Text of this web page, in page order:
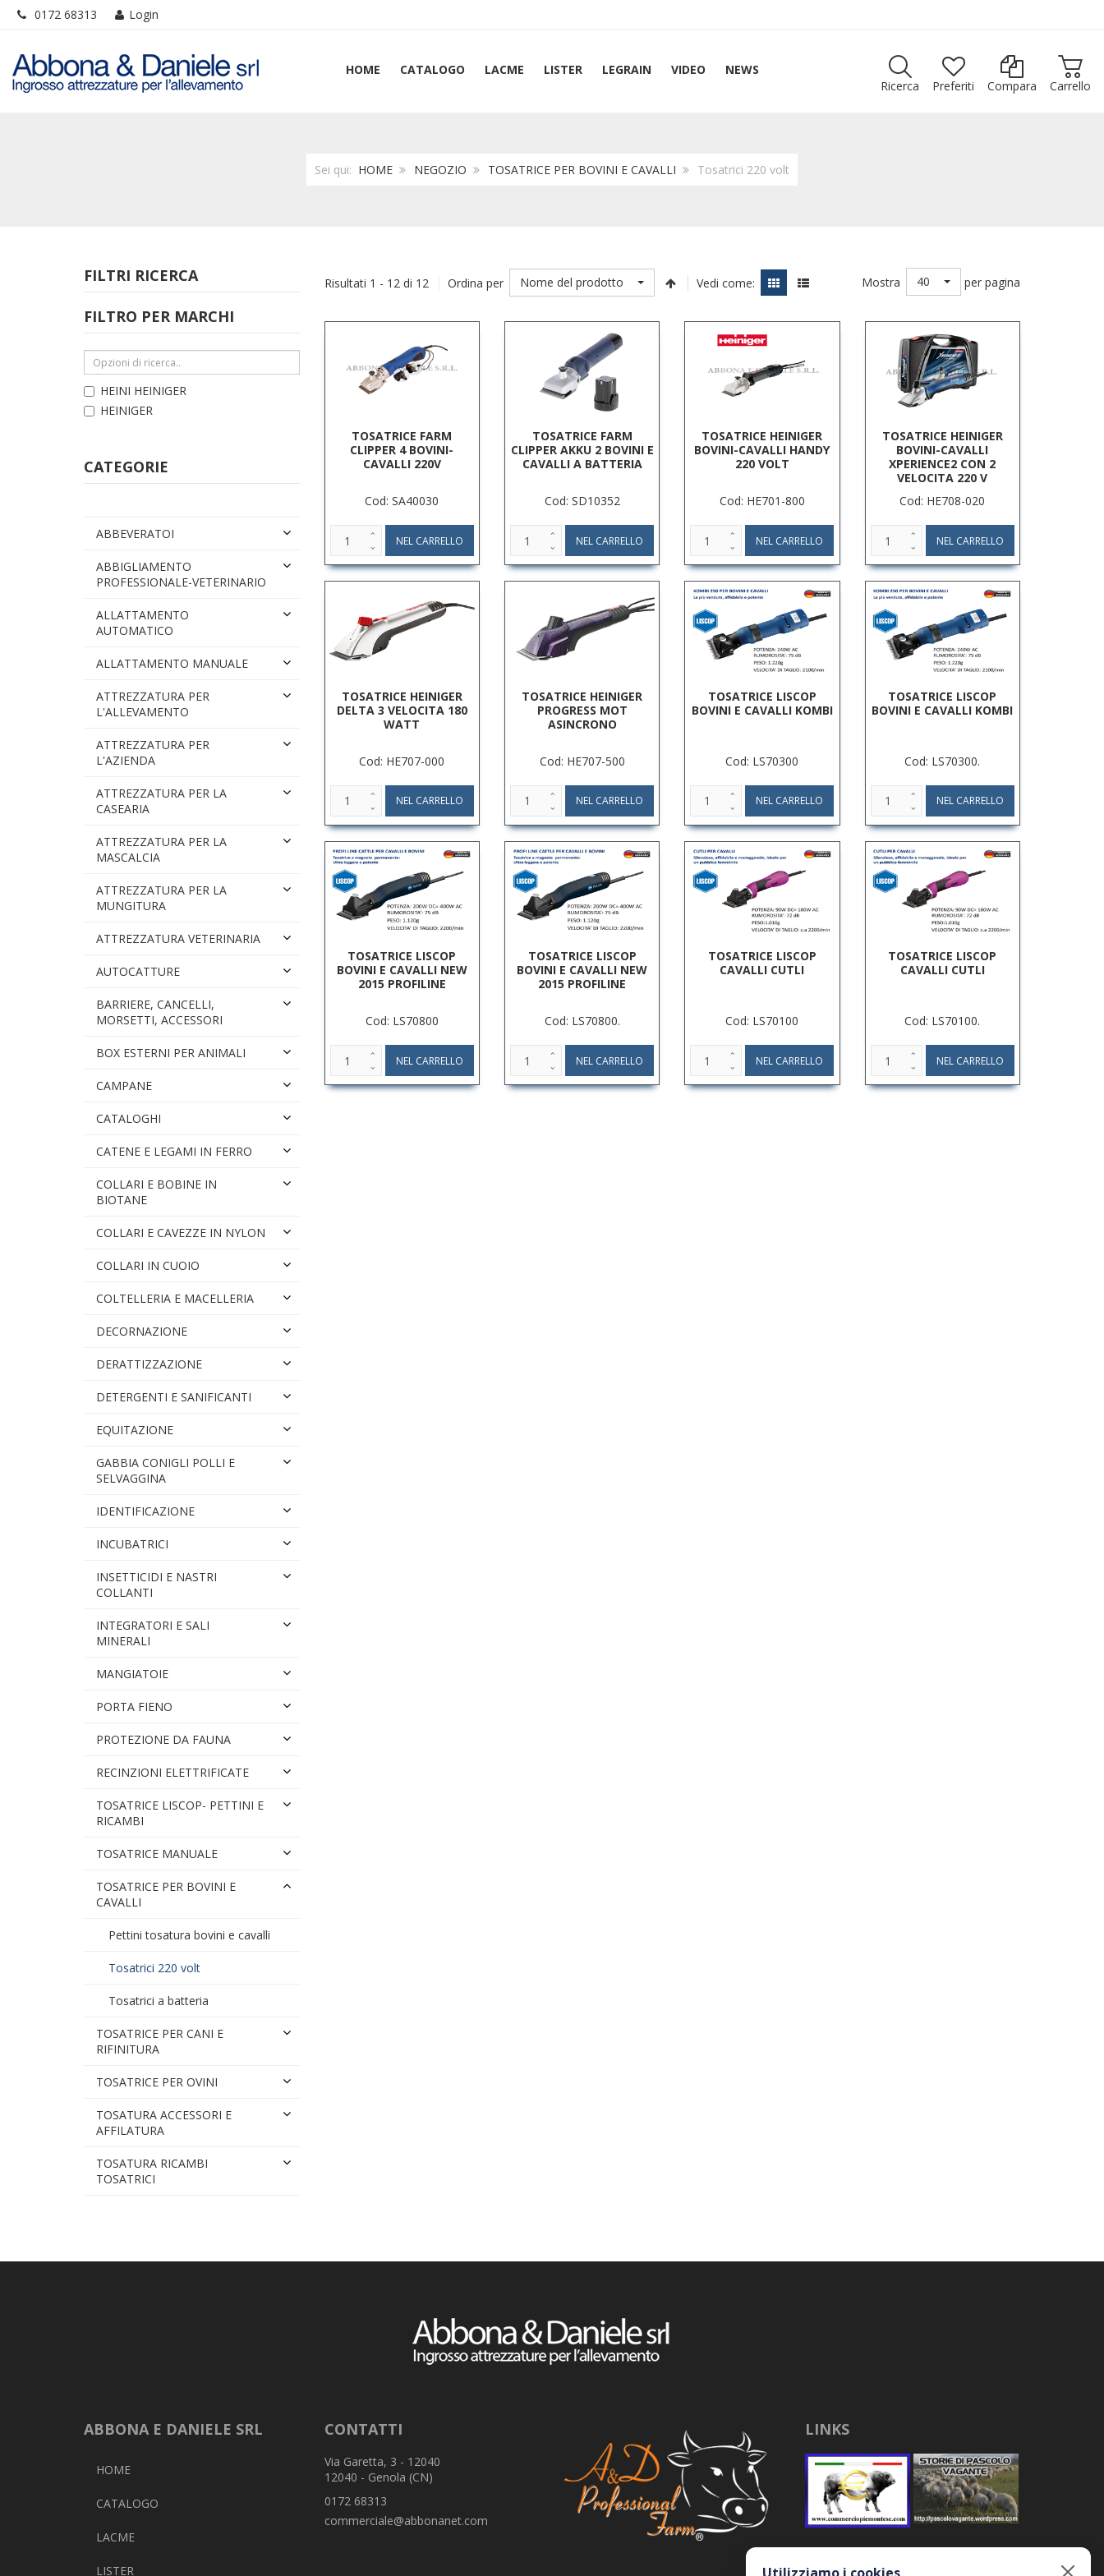
0172 68313 Login
HOME CATALOGO LACME LISTER LEGRAIN VIDEO
NEWS
Ricerca
Preferiti Compara Carrello
Sei qui: HOME NEGOZIO TOSATRICE PER BOVINI E CAVALLI Tosatrici 220 volt
FILTRI RICERCA
FILTRO PER MARCHI
HEINI HEINIGER
HEINIGER
CATEGORIE
ABBEVERATOI
ABBIGLIAMENTO
PROFESSIONALE-VETERINARIO
ALLATTAMENTO
AUTOMATICO
ALLATTAMENTO MANUALE
ATTREZZATURA PER
L'ALLEVAMENTO
ATTREZZATURA PER
L'AZIENDA
ATTREZZATURA PER LA
CASEARIA
ATTREZZATURA PER LA
MASCALCIA
ATTREZZATURA PER LA
MUNGITURA
ATTREZZATURA VETERINARIA
AUTOCATTURE
BARRIERE, CANCELLI,
MORSETTI, ACCESSORI
BOX ESTERNI PER ANIMALI
CAMPANE
CATALOGHI
CATENE E LEGAMI IN FERRO
COLLARI E BOBINE IN
BIOTANE
COLLARI E CAVEZZE IN NYLON
COLLARI IN CUOIO
COLTELLERIA E MACELLERIA
DECORNAZIONE
DERATTIZZAZIONE
DETERGENTI E SANIFICANTI
EQUITAZIONE
GABBIA CONIGLI POLLI E
SELVAGGINA
IDENTIFICAZIONE
INCUBATRICI
INSETTICIDI E NASTRI
COLLANTI
INTEGRATORI E SALI
MINERALI
MANGIATOIE
PORTA FIENO
PROTEZIONE DA FAUNA
RECINZIONI ELETTRIFICATE
TOSATRICE LISCOP- PETTINI E
RICAMBI
TOSATRICE MANUALE
TOSATRICE PER BOVINI E
CAVALLI
Pettini tosatura bovini e cavalli
Tosatrici 220 volt
Tosatrici a batteria
TOSATRICE PER CANI E
RIFINITURA
TOSATRICE PER OVINI
TOSATURA ACCESSORI E
AFFILATURA
TOSATURA RICAMBI
TOSATRICI
Risultati 1 - 12 di 12 Ordina per Nome del prodotto Vedi come: Mostra 40 per pagina
TOSATRICE FARM
CLIPPER 4 BOVINI-
CAVALLI 220V
Cod: SA40030
TOSATRICE FARM
CLIPPER AKKU 2 BOVINI E
CAVALLI A BATTERIA
Cod: SD10352
TOSATRICE HEINIGER
BOVINI-CAVALLI HANDY
220 VOLT
Cod: HE701-800
TOSATRICE HEINIGER
BOVINI-CAVALLI
XPERIENCE2 CON 2
VELOCITA 220 V
Cod: HE708-020
TOSATRICE HEINIGER
DELTA 3 VELOCITA 180
WATT
Cod: HE707-000
TOSATRICE HEINIGER
PROGRESS MOT
ASINCRONO
Cod: HE707-500
TOSATRICE LISCOP
BOVINI E CAVALLI KOMBI
Cod: LS70300
TOSATRICE LISCOP
BOVINI E CAVALLI KOMBI
Cod: LS70300.
TOSATRICE LISCOP
BOVINI E CAVALLI NEW
2015 PROFILINE
Cod: LS70800
TOSATRICE LISCOP
BOVINI E CAVALLI NEW
2015 PROFILINE
Cod: LS70800.
TOSATRICE LISCOP
CAVALLI CUTLI
Cod: LS70100
TOSATRICE LISCOP
CAVALLI CUTLI
Cod: LS70100.
ABBONA E DANIELE SRL
HOME
CATALOGO
LACME
LISTER
CONTATTI
Via Garetta, 3 - 12040
12040 - Genola (CN)
0172 68313
commerciale@abbonanet.com
LINKS